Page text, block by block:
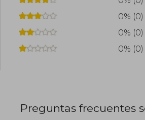
0% (0)
0% (0)
0% (0)
Preguntas frecuentes